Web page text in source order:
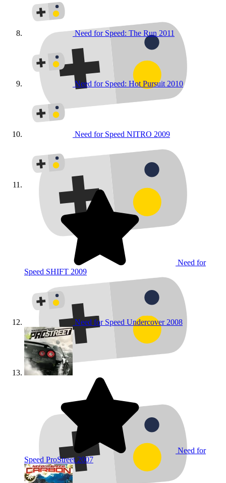
Need for Speed: The Run 2011
Need for Speed: Hot Pursuit 2010
Need for Speed NITRO 2009
Need for
Speed SHIFT 2009
Need for Speed Undercover 2008
Need for
Speed ProStreet 2007